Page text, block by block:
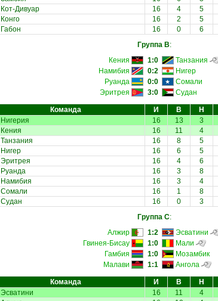
Кот-Дивуар 16 4 5
Конго 16 2 5
Габон 16 0 6
Группа B:
Кения
1:0
Танзания
Намибия
0:2
Нигер
Руанда
0:0
Сомали
Эритрея
3:0 Судан
Команда И В Н
Нигерия 16 13 3
Кения 16 11 4
Танзания 16 8 5
Нигер 16 6 5
Эритрея 16 4 6
Руанда 16 3 8
Намибия 16 3 4
Сомали 16 1 8
Судан 16 0 3
Группа C:
Алжир
1:2 Эсватини
Гвинея-Бисау 1:0
Мали
Гамбия
1:0
Мозамбик
Малави
1:1 Ангола
Команда И В Н
Эсватини 16 11 4